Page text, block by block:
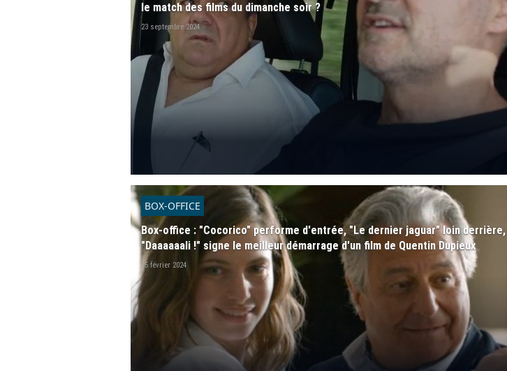
le match des films du dimanche soir ?
23 septembre 2024
BOX-OFFICE
Box-office : "Cocorico" performe d'entrée, "Le dernier jaguar" loin derrière,
"Daaaaaali !" signe le meilleur démarrage d'un film de Quentin Dupieux
15 février 2024